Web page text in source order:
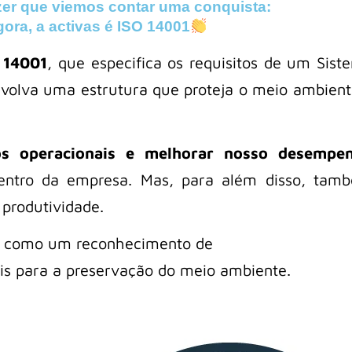
que viemos contar uma conquista:
a activas é ISO 14001
, que especifica os requisitos de um
uma estrutura que proteja o meio
operacionais e melhorar nosso
da empresa. Mas, para além disso,
um reconhecimento de
para a preservação do meio ambiente.